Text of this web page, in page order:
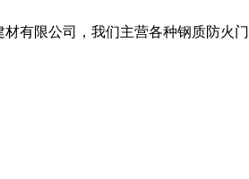
材有限公司，我们主营各种钢质防